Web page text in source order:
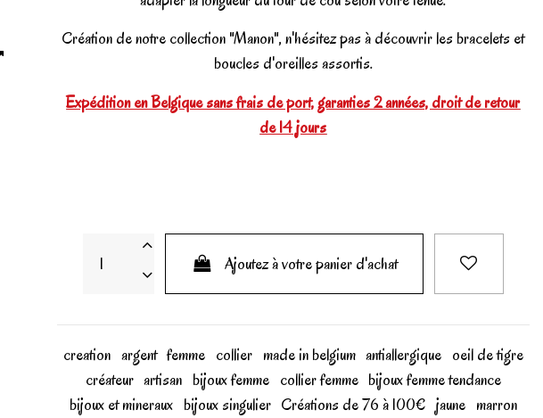
Création de notre collection "Manon", n'hésitez pas à découvrir les bracelets et
boucles d'oreilles assortis.
Expédition en Belgique sans frais de port, garanties 2 années, droit de retour
de 14 jours
Ajoutez à votre panier d'achat
creation argent femme collier made in belgium antiallergique oeil de tigre
créateur artisan bijoux femme collier femme bijoux femme tendance
bijoux et mineraux bijoux singulier Créations de 76 à 100€ jaune marron